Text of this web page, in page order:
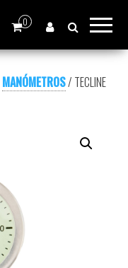
0
MANÓMETROS/ TECLINE